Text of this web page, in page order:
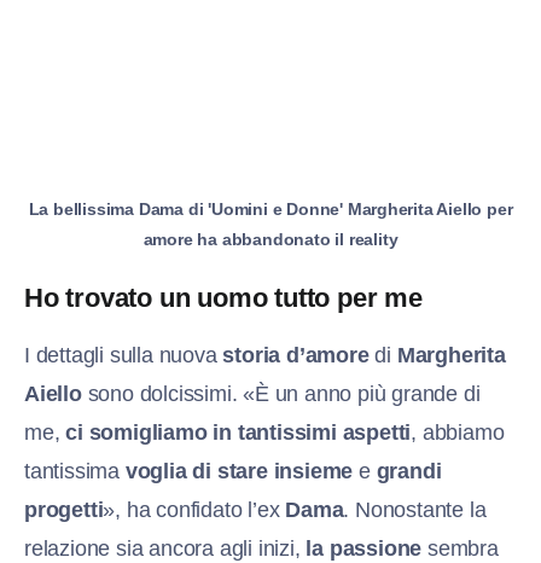
La bellissima Dama di 'Uomini e Donne' Margherita Aiello per
amore ha abbandonato il reality
Ho trovato un uomo tutto per me
I dettagli sulla nuovastoria d’amoredi Margherita
Aiellosono dolcissimi. «È un anno più grande di
me,ci somigliamo in tantissimi aspetti, abbiamo
tantissima voglia di stare insieme e grandi
progetti», ha confidato l’ex Dama. Nonostante la
relazione sia ancora agli inizi, la passione sembra